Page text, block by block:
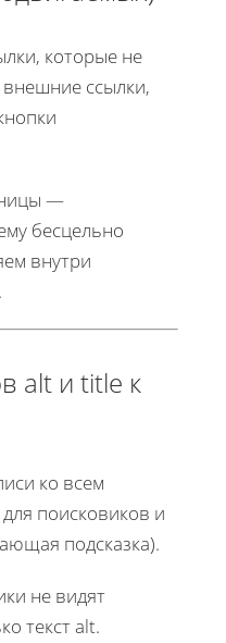
которые не
внешние ссылки,
—
бесцельно
внутри
alt и title к
ко всем
поисковиков и
подсказка).
не видят
текст alt.